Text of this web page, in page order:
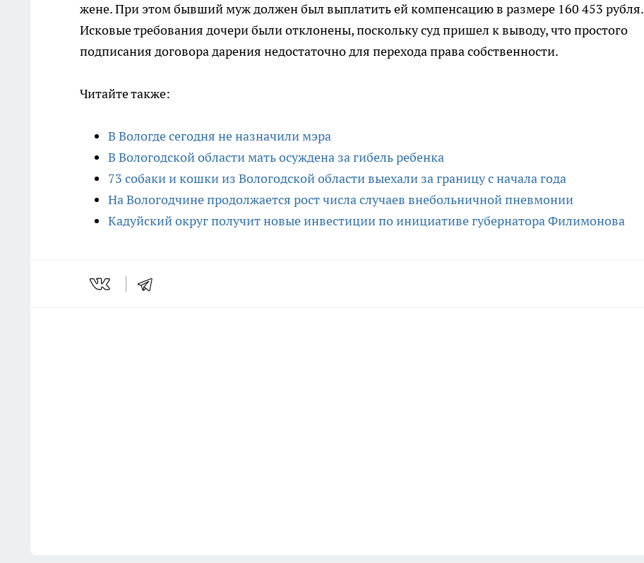
жене. При этом бывший муж должен был выплатить ей компенсацию в размере 160 453 рубля.
Исковые требования дочери были отклонены, поскольку суд пришел к выводу, что простого
подписания договора дарения недостаточно для перехода права собственности.
Читайте также:
В Вологде сегодня не назначили мэра
В Вологодской области мать осуждена за гибель ребенка
73 собаки и кошки из Вологодской области выехали за границу с начала года
На Вологодчине продолжается рост числа случаев внебольничной пневмонии
Кадуйский округ получит новые инвестиции по инициативе губернатора Филимонова